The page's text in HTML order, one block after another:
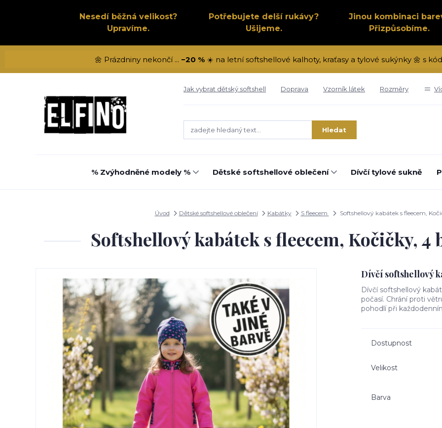
Nesedí běžná velikost?
Upravíme.
Potřebujete delší rukávy?
Ušijeme.
Jinou kombinaci
Přizpůsobíme.
🌼 Prázdniny nekončí ... −20 %☀️ na letní softshellové kalhoty, kraťasy a tylové sukýnky 🌼 s
Jak vybrat dětský softshell Doprava Vzorník látek Rozměry
Hledat
% Zvýhodněné modely % Dětské softshellové oblečení Dívčí tylové sukně
Úvod Dětské softshellové oblečení Kabátky S fleecem Softshellový kabátek s fleecem,
Softshellový kabátek s fleecem, Kočičky, 4
Dívčí softshellový
Dívčí softshellový
počasí. Chrání proti
pohodlí při
Dostupnost
Velikost
Barva